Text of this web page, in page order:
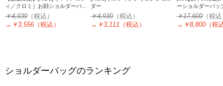
ィ／クロミ］お顔ショルダーバッ
グ
￥4,939 （税込）
→ ￥3,556 （税込）
ダー
￥4,939（税込）
→ ￥3,111 （税込）
ーショルダーバッ
￥17,600（税
→ ￥8,800（税
ショルダーバッグのランキング